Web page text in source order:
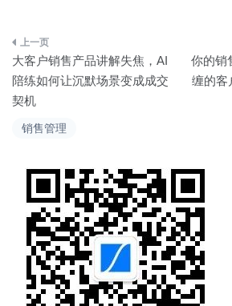
销售管理
文
章
导
大客户销售产品讲解失焦，AI
陪练如何让沉默场景变成成交
契机
你的销
缠的客